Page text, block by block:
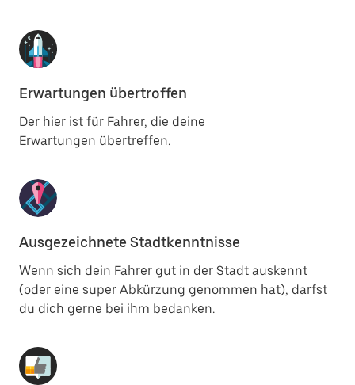
Erwartungen übertroffen
Der hier ist für Fahrer, die deine
Erwartungen übertreffen.
Ausgezeichnete Stadtkenntnisse
Wenn sich dein Fahrer gut in der Stadt auskennt
(oder eine super Abkürzung genommen hat), darfst
du dich gerne bei ihm bedanken.